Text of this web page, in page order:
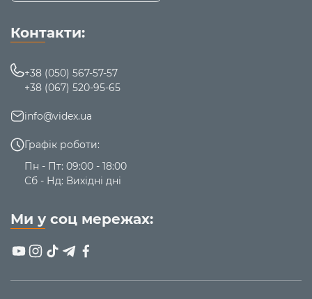
Контакти:
+38 (050) 567-57-57
+38 (067) 520-95-65
info@videx.ua
Графік роботи:
Пн - Пт: 09:00 - 18:00
Сб - Нд: Вихідні дні
Ми у соц мережах: